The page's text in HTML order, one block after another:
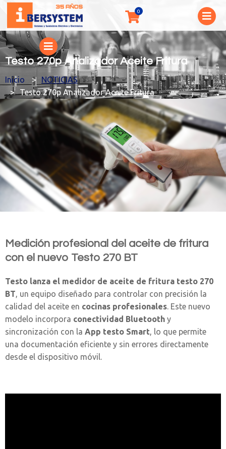
Testo 270p Analizador Aceite Fritura
You are here:NOTICIAS
Testo 270p Analizador Aceite Fritura
Medición profesional del aceite de fritura
con el nuevo Testo 270 BT
Testo lanza el medidor de aceite de fritura testo 270
BT, un equipo diseñado para controlar con precisión la
calidad del aceite en cocinas profesionales. Este nuevo
modelo incorpora conectividad Bluetooth y
sincronización con la App testo Smart, lo que permite
una documentación eficiente y sin errores directamente
desde el dispositivo móvil.